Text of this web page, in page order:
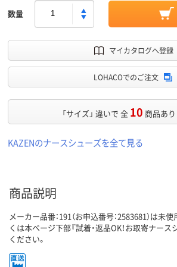
数量
マイカタログへ登録
LOHACOでのご注文
「サイズ」 違いで 全 10 商品あり
KAZENのナースシューズを全て見る
商品説明
メーカー品番：191（お申込番号：2583681）は未
くは本ページ下部『試着・返品OK！お取寄ナース
ください。